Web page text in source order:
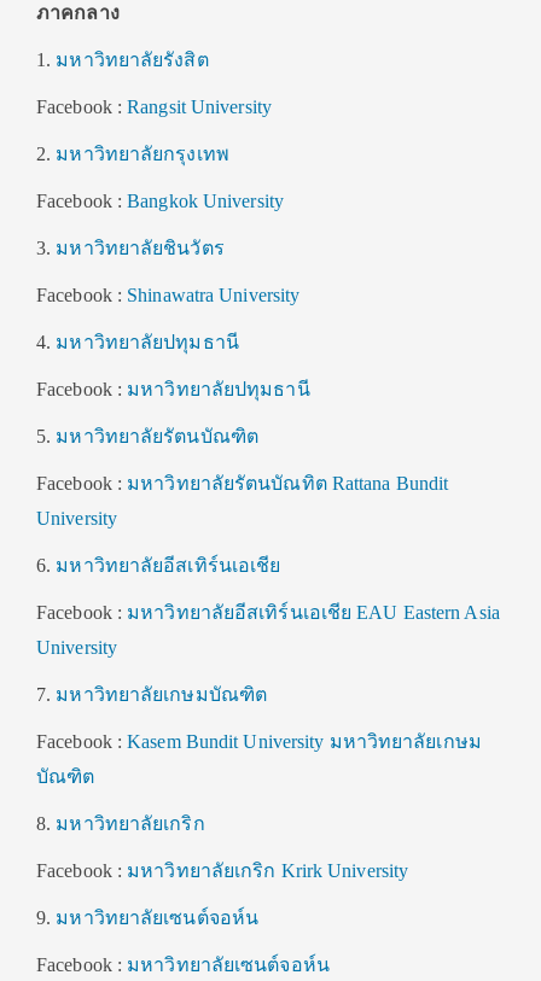
ภาคกลาง
1. มหาวิทยาลัยรังสิต
Facebook :Rangsit University
2. มหาวิทยาลัยกรุงเทพ
Facebook :Bangkok University
3. มหาวิทยาลัยชินวัตร
Facebook : Shinawatra University
4. มหาวิทยาลัยปทุมธานี
Facebook : มหาวิทยาลัยปทุมธานี
5. มหาวิทยาลัยรัตนบัณฑิต
Facebook : มหาวิทยาลัยรัตนบัณทิต Rattana Bundit
University
6. มหาวิทยาลัยอีสเทิร์นเอเชีย
Facebook : มหาวิทยาลัยอีสเทิร์นเอเชีย EAU Eastern Asia
University
7. มหาวิทยาลัยเกษมบัณฑิต
Facebook :Kasem Bundit University มหาวิทยาลัยเกษม
บัณฑิต
8. มหาวิทยาลัยเกริก
Facebook : มหาวิทยาลัยเกริก Krirk University
9. มหาวิทยาลัยเซนต์จอห์น
Facebook : มหาวิทยาลัยเซนต์จอห์น